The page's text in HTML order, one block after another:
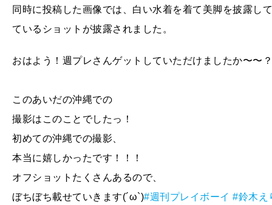
同時に投稿した画像では、白い水着を着て美脚を披露し
ているショットが披露されました。
おはよう！週プレさんゲットしていただけましたか〜〜
このあいだの沖縄での
撮影はこのことでしたっ！
初めての沖縄での撮影、
本当に嬉しかったです！！！
オフショットたくさんあるので、
ぼちぼち載せていきます(´ω`)#週刊プレイボーイ #鈴木え